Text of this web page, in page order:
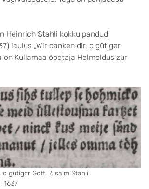
Heinrich Stahli kokku pandud
laulus „Wir danken dir, o gütiger
on Kullamaa õpetaja Helmoldus zur
o gütiger Gott, 7. salm Stahli
1637